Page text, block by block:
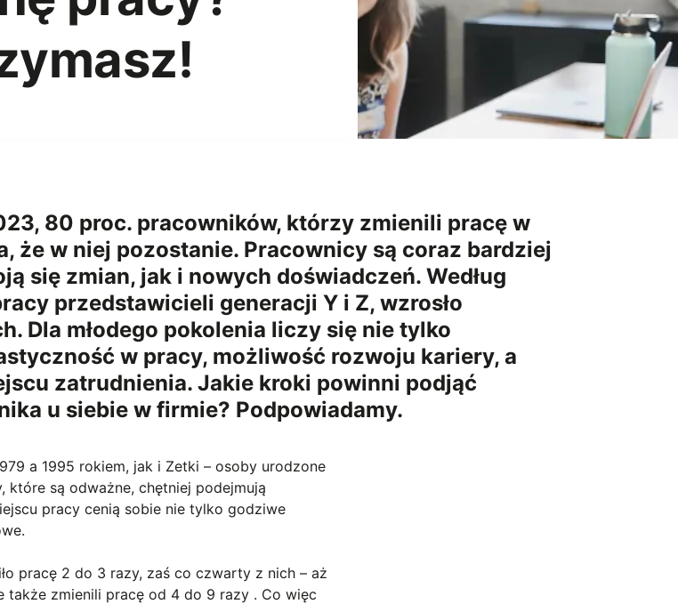
80 proc. pracowników, którzy zmienili pracę w
że w niej pozostanie. Pracownicy są coraz bardziej
się zmian, jak i nowych doświadczeń. Według
przedstawicieli generacji Y i Z, wzrosło
Dla młodego pokolenia liczy się nie tylko
w pracy, możliwość rozwoju kariery, a
zatrudnienia. Jakie kroki powinni podjąć
u siebie w firmie? Podpowiadamy.
a 1995 rokiem, jak i Zetki – osoby urodzone
które są odważne, chętniej podejmują
pracy cenią sobie nie tylko godziwe
pracę 2 do 3 razy, zaś co czwarty z nich – aż
także zmienili pracę od 4 do 9 razy . Co więc